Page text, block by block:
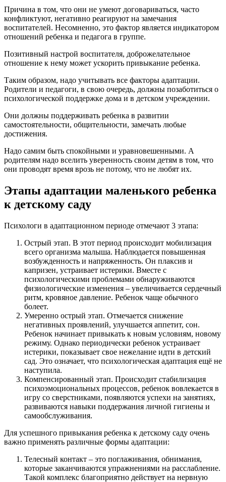
Причина в том, что они не умеют договариваться, часто
конфликтуют, негативно реагируют на замечания
воспитателей. Несомненно, это фактор является индикатором
отношений ребенка и педагога в группе.
Позитивный настрой воспитателя, доброжелательное
отношение к нему может ускорить привыкание ребенка.
Таким образом, надо учитывать все факторы адаптации.
Родители и педагоги, в свою очередь, должны позаботиться о
психологической поддержке дома и в детском учреждении.
Они должны поддерживать ребенка в развитии
самостоятельности, общительности, замечать любые
достижения.
Надо самим быть спокойными и уравновешенными. А
родителям надо вселить уверенность своим детям в том, что
они проводят время врозь не потому, что не любят их.
Этапы адаптации маленького ребенка
к детскому саду
Психологи в адаптационном периоде отмечают 3 этапа:
Острый этап. В этот период происходит мобилизация
всего организма малыша. Наблюдается повышенная
возбужденность и напряженность. Он плаксив и
капризен, устраивает истерики. Вместе с
психологическими проблемами обнаруживаются
физиологические изменения – увеличивается сердечный
ритм, кровяное давление. Ребенок чаще обычного
болеет.
Умеренно острый этап. Отмечается снижение
негативных проявлений, улучшается аппетит, сон.
Ребенок начинает привыкать к новым условиям, новому
режиму. Однако периодически ребенок устраивает
истерики, показывает свое нежелание идти в детский
сад. Это означает, что психологическая адаптация ещё не
наступила.
Компенсированный этап. Происходит стабилизация
психоэмоциональных процессов, ребенок вовлекается в
игру со сверстниками, появляются успехи на занятиях,
развиваются навыки поддержания личной гигиены и
самообслуживания.
Для успешного привыкания ребенка к детскому саду очень
важно применять различные формы адаптации:
Телесный контакт – это поглаживания, обнимания,
которые заканчиваются упражнениями на расслабление.
Такой комплекс благоприятно действует на нервную